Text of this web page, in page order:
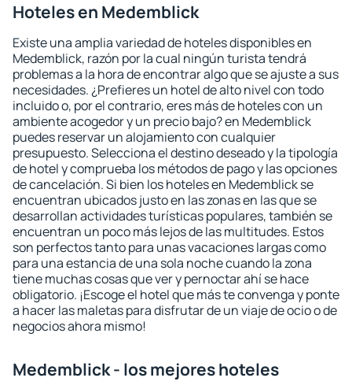
Hoteles en Medemblick
Existe una amplia variedad de hoteles disponibles en
Medemblick, razón por la cual ningún turista tendrá
problemas a la hora de encontrar algo que se ajuste a sus
necesidades. ¿Prefieres un hotel de alto nivel con todo
incluido o, por el contrario, eres más de hoteles con un
ambiente acogedor y un precio bajo? en Medemblick
puedes reservar un alojamiento con cualquier
presupuesto. Selecciona el destino deseado y la tipología
de hotel y comprueba los métodos de pago y las opciones
de cancelación. Si bien los hoteles en Medemblick se
encuentran ubicados justo en las zonas en las que se
desarrollan actividades turísticas populares, también se
encuentran un poco más lejos de las multitudes. Estos
son perfectos tanto para unas vacaciones largas como
para una estancia de una sola noche cuando la zona
tiene muchas cosas que ver y pernoctar ahí se hace
obligatorio. ¡Escoge el hotel que más te convenga y ponte
a hacer las maletas para disfrutar de un viaje de ocio o de
negocios ahora mismo!
Medemblick - los mejores hoteles